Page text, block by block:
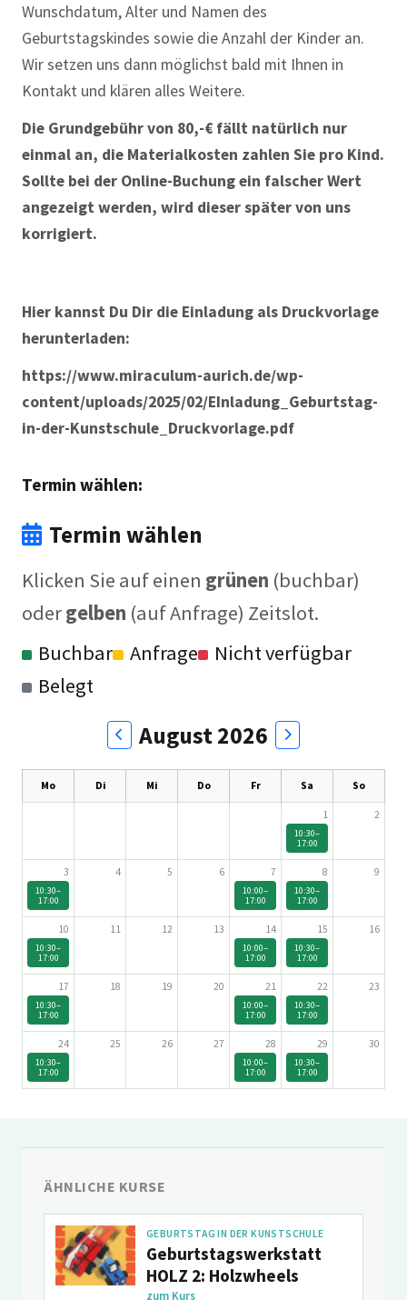
Wunschdatum, Alter und Namen des
Geburtstagskindes sowie die Anzahl der Kinder an.
Wir setzen uns dann möglichst bald mit Ihnen in
Kontakt und klären alles Weitere.
Die Grundgebühr von 80,-€ fällt natürlich nur
einmal an, die Materialkosten zahlen Sie pro Kind.
Sollte bei der Online-Buchung ein falscher Wert
angezeigt werden, wird dieser später von uns
korrigiert.
Hier kannst Du Dir die Einladung als Druckvorlage
herunterladen:
https://www.miraculum-aurich.de/wp-
content/uploads/2025/02/EInladung_Geburtstag-
in-der-Kunstschule_Druckvorlage.pdf
Termin wählen:
Termin wählen
Klicken Sie auf einen grünen (buchbar)
odergelben (auf Anfrage) Zeitslot.
Buchbar
Anfrage
Nicht verfügbar
Belegt
August 2026
Mo Di Mi Do Fr Sa So
1
10:30–
17:00
2
3
10:30–
17:00
4 5 6 7
10:00–
17:00
8
10:30–
17:00
9
10
10:30–
17:00
11 12 13 14
10:00–
17:00
15
10:30–
17:00
16
17
10:30–
17:00
18 19 20 21
10:00–
17:00
22
10:30–
17:00
23
24
10:30–
17:00
25 26 27 28
10:00–
17:00
29
10:30–
17:00
30
ÄHNLICHE KURSE
GEBURTSTAG IN DER KUNSTSCHULE
Geburtstagswerkstatt
HOLZ 2: Holzwheels
zum Kurs